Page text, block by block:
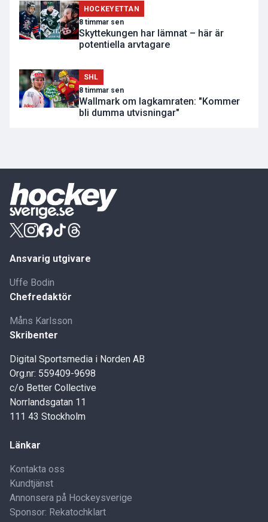
HOCKEYETTAN
8 timmar sen
Skyttekungen har lämnat – här är
potentiella arvtagare
SHL
8 timmar sen
Wallmark om lagkamraten: "Kommer
bli dumma utvisningar"
Ansvarig utgivare
Uffe Bodin
Chefredaktör
Måns Karlsson
Skribenter
Digital Sportsmedia i Norden AB
Org.nr: 559409-9698
c/o Better Collective
Norrlandsgatan 11
111 43 Stockholm
Länkar
Kontakta oss
Kundtjänst
Annonsera på Hockeysverige
Sponsor: Rekatochklart